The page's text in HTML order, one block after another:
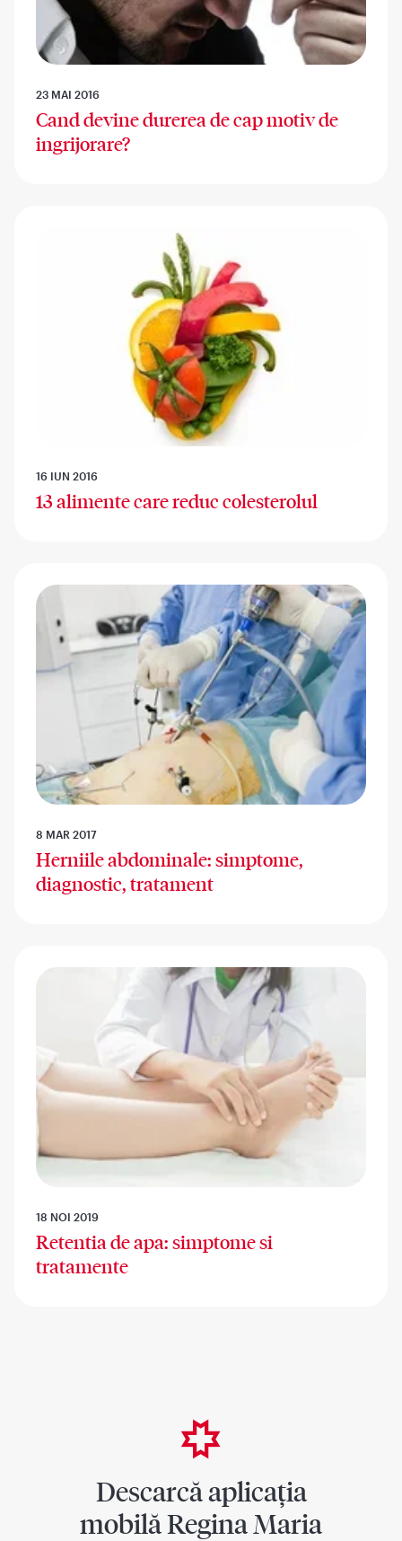
23 MAI 2016
Cand devine durerea de cap motiv de
ingrijorare?
16 IUN 2016
13 alimente care reduc colesterolul
8 MAR 2017
Herniile abdominale: simptome,
diagnostic, tratament
18 NOI 2019
Retentia de apa: simptome si
tratamente
Descarcă aplicația
mobilă Regina Maria